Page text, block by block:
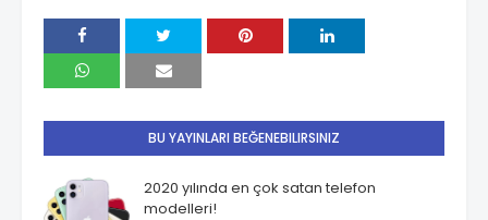
BU YAYINLARI BEĞENEBILIRSINIZ
2020 yılında en çok satan telefon
modelleri!